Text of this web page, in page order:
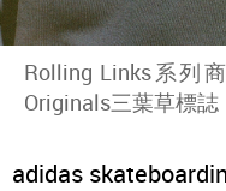
Rolling Links系列
Originals三葉草標誌
adidas